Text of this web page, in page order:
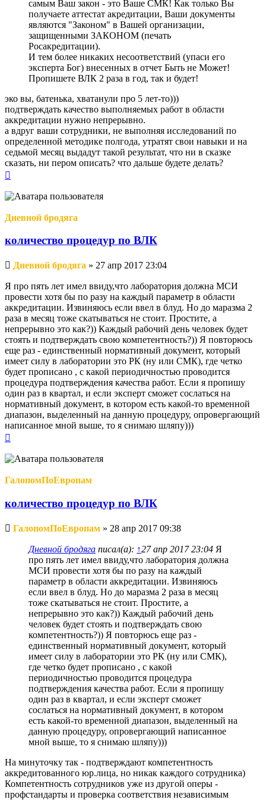
самым Ваш закон - это Ваше СМК! Как только Вы
получаете аттестат акредитации, Ваши документы
являются "Законом" в Вашей организации,
защищенными ЗАКОНОМ (печать
Росакредитации).
И тем более никаких несоответствий (упаси его
эксперта Бог) внесенных в отчет Быть не Может!
Пропишете ВЛК 2 раза в год, так и будет!
эко вы, батенька, хватанули про 5 лет-то)))
подтверждать качество выполняемых работ в области
аккредитации нужно непрерывно.
а вдруг ваши сотрудники, не выполняя исследований по
определенной методике полгода, утратят свои навыки и на
седьмой месяц выдадут такой результат, что ни в сказке
сказать, ни пером описать? что дальше будете делать?
началу
Дневной бродяга
количество процедур по ВЛК
Непрочитанное
сообщение
Дневной бродяга » 27 апр 2017 23:04
Я про пять лет имел ввиду,что лаборатория должна МСИ
провести хотя бы по разу на каждый параметр в области
аккредитации. Извиняюсь если ввел в блуд. Но до маразма 2
раза в месяц тоже скатываться не стоит. Простите, а
непрерывно это как?)) Каждый рабочий день человек будет
стоять и подтверждать свою компетентность?)) Я повторюсь
еще раз - единственный нормативный документ, который
имеет силу в лаборатории это РК (ну или СМК), где четко
будет прописано , с какой периодичностью проводится
процедура подтверждения качества работ. Если я пропишу
один раз в квартал, и если эксперт сможет сослаться на
нормативный документ, в котором есть какой-то временной
диапазон, выделенный на данную процедуру, опровергающий
написанное мной выше, то я снимаю шляпу)))
началу
ГалопомПоЕвропам
количество процедур по ВЛК
Непрочитанное
ГалопомПоЕвропам » 28 апр 2017 09:38
Дневной бродяга писал(а): ↑27 апр 2017 23:04 Я
про пять лет имел ввиду,что лаборатория должна
МСИ провести хотя бы по разу на каждый
параметр в области аккредитации. Извиняюсь
если ввел в блуд. Но до маразма 2 раза в месяц
тоже скатываться не стоит. Простите, а
непрерывно это как?)) Каждый рабочий день
человек будет стоять и подтверждать свою
компетентность?)) Я повторюсь еще раз -
единственный нормативный документ, который
имеет силу в лаборатории это РК (ну или СМК),
где четко будет прописано , с какой
периодичностью проводится процедура
подтверждения качества работ. Если я пропишу
один раз в квартал, и если эксперт сможет
сослаться на нормативный документ, в котором
есть какой-то временной диапазон, выделенный на
данную процедуру, опровергающий написанное
мной выше, то я снимаю шляпу)))
На минуточку так - подтверждают компетентность
аккредитованного юр.лица, но никак каждого сотрудника)
Компетентность сотрудников уже из другой оперы -
профстандарты и проверка соответствия независимым